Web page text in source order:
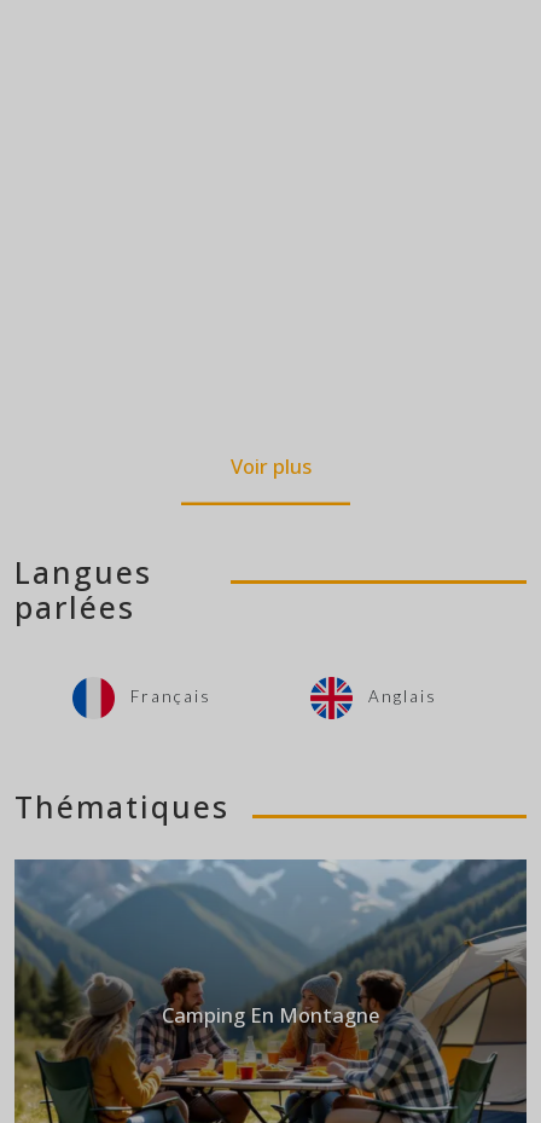
Voir plus
Langues
parlées
Français Anglais
Thématiques
Camping En Montagne